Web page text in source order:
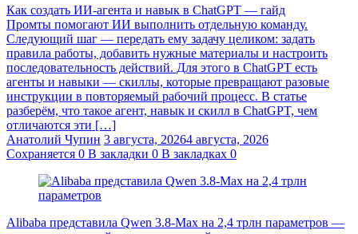
Как создать ИИ-агента и навык в ChatGPT — гайд
Промты помогают ИИ выполнить отдельную команду.
Следующий шаг — передать ему задачу целиком: задать
правила работы, добавить нужные материалы и настроить
последовательность действий. Для этого в ChatGPT есть
агенты и навыки — скиллы, которые превращают разовые
инструкции в повторяемый рабочий процесс. В статье
разберём, что такое агент, навык и скилл в ChatGPT, чем
отличаются эти […]
Анатолий Чупин 3 августа, 20264 августа, 2026
Сохраняется 0 В закладки 0 В закладках 0
Alibaba представила Qwen 3.8‑Max на 2,4 трлн параметров —